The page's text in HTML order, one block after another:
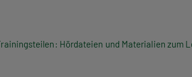
Hördateien und Materialien